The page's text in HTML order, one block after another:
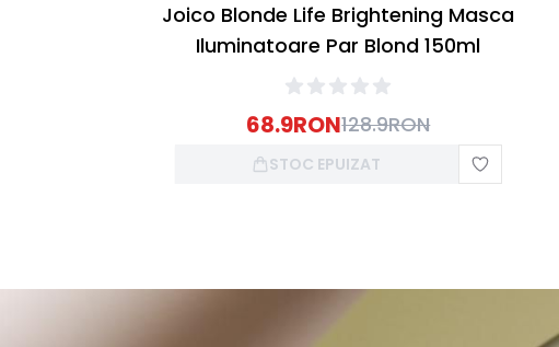
Joico Blonde Life Brightening Masca
Iluminatoare Par Blond 150ml
68.9RON128.9RON
STOC EPUIZAT